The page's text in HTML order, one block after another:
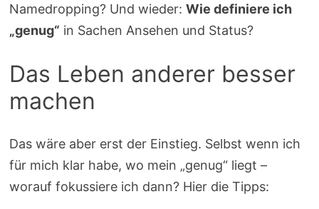
Namedropping? Und wieder:Wie definiere ich
„genug“ in Sachen Ansehen und Status?
Das Leben anderer besser
machen
Das wäre aber erst der Einstieg. Selbst wenn ich
für mich klar habe, wo mein „genug“ liegt –
worauf fokussiere ich dann? Hier die Tipps: